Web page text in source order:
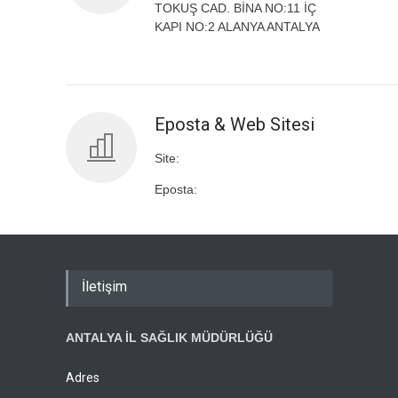
TOKUŞ CAD. BİNA NO:11 İÇ
KAPI NO:2 ALANYA ANTALYA
Eposta & Web Sitesi
Site:
Eposta:
İletişim
ANTALYA İL SAĞLIK MÜDÜRLÜĞÜ
Adres